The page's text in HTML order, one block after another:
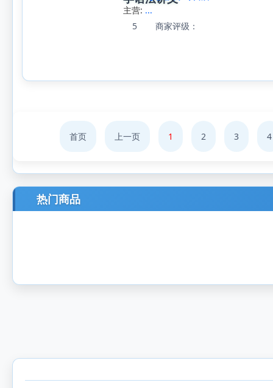
主营: ...
5
商家评级：
首页 上一页 1 2 3 4
热门商品